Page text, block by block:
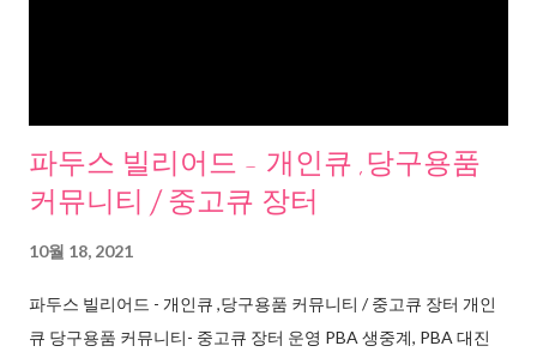
파두스 빌리어드 - 개인큐 ,당구용품
커뮤니티 / 중고큐 장터
10월 18, 2021
파두스 빌리어드 - 개인큐 ,당구용품 커뮤니티 / 중고큐 장터 개인
큐 당구용품 커뮤니티- 중고큐 장터 운영 PBA 생중계, PBA 대진